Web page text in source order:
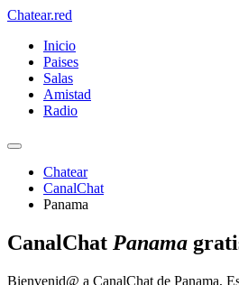
Chatear.red
Inicio
Paises
Salas
Amistad
Radio
Chatear
CanalChat
Panama
CanalChat Panama
Bienvenid@ a CanalChat de Panama,